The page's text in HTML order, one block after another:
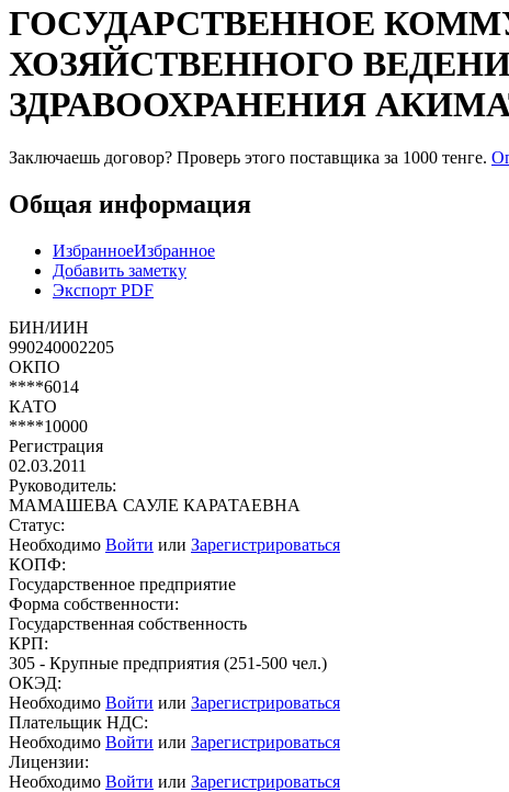
ГОСУДАРСТВЕННОЕ
ХОЗЯЙСТВЕННОГО
ЗДРАВООХРАНЕНИЯ
Заключаешь договор? Проверь этого поставщика за 1000 тенге.
Общая информация
ИзбранноеИзбранное
Добавить заметку
Экспорт PDF
БИН/ИИН
990240002205
ОКПО
****6014
КАТО
****10000
Регистрация
02.03.2011
Руководитель:
МАМАШЕВА САУЛЕ КАРАТАЕВНА
Статус:
Необходимо Войти или Зарегистрироваться
КОПФ:
Государственное предприятие
Форма собственности:
Государственная собственность
КРП:
305 - Крупные предприятия (251-500 чел.)
ОКЭД:
Необходимо Войти или Зарегистрироваться
Плательщик НДС:
Необходимо Войти или Зарегистрироваться
Лицензии:
Необходимо Войти или Зарегистрироваться